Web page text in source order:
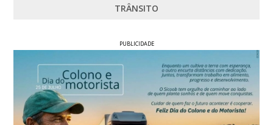
TRÂNSITO
PUBLICIDADE